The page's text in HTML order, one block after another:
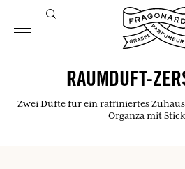
RAUMDUFT-
Zwei Düfte für ein raffiniertes
Organza mit